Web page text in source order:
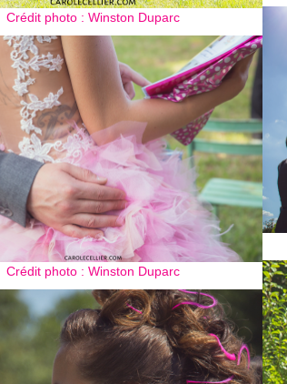
Crédit photo : Winston Duparc
Crédit photo : Winston Duparc